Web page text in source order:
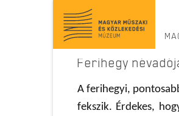
Virtuális kiállítás>
Ferihegy
A ferihegyi,
fekszik. Érdekes,